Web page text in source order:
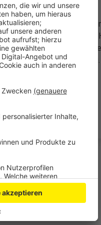
auf der Gustav-
in Höhe der Kalkstraße.
sagt die Stadt. Das